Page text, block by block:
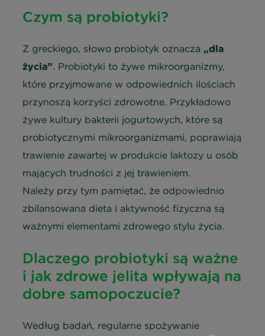
Czym są probiotyki?
Z greckiego, słowo probiotyk oznacza „dla
życia”. Probiotyki to żywe mikroorganizmy,
które przyjmowane w odpowiednich ilościach
przynoszą korzyści zdrowotne. Przykładowo
żywe kultury bakterii jogurtowych, które są
probiotycznymi mikroorganizmami, poprawiają
trawienie zawartej w produkcie laktozy u osób
mających trudności z jej trawieniem.
Należy przy tym pamiętać, że odpowiednio
zbilansowana dieta i aktywność fizyczna są
ważnymi elementami zdrowego stylu życia.
Dlaczego probiotyki są ważne
i jak zdrowe jelita wpływają na
dobre samopoczucie?
Według badań, regularne spożywanie